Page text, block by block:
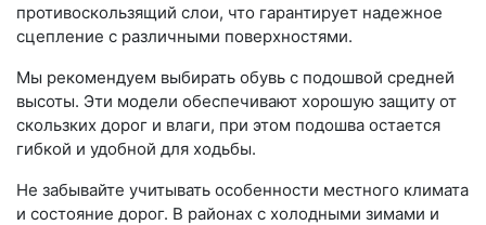
противоскользящий слои, что гарантирует надежное
сцепление с различными поверхностями.
Мы рекомендуем выбирать обувь с подошвой средней
высоты. Эти модели обеспечивают хорошую защиту от
скользких дорог и влаги, при этом подошва остается
гибкой и удобной для ходьбы.
Не забывайте учитывать особенности местного климата
и состояние дорог. В районах с холодными зимами и